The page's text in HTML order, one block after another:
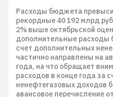
Расходы бюджета
рекордные 40 192 млрд
2% выше октябрьской
дополнительные расходы
счет дополнительных
частично направлены на
года, на что обращает
расходов в конце года за
ненефтегазовых доходов
авансовое перечисление